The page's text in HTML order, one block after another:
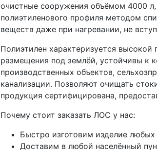
очистные сооружения объёмом 4000
полиэтиленового профиля методом
веществ даже при нагревании, не
Полиэтилен характеризуется
размещения под землёй, устойчивы к
производственных объектов,
канализации. Позволяют очищать
продукция сертифицирована,
Почему стоит заказать ЛОС у нас:
Быстро изготовим изделие
Доставим в любой населённый